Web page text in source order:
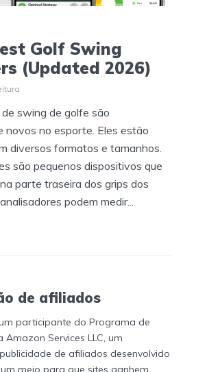
Golf Swing
(Updated 2026)
swing de golfe são
novos no esporte. Eles estão
diversos formatos e tamanhos.
são pequenos dispositivos que
parte traseira dos grips dos
podem medir...
de afiliados
participante do Programa de
Amazon Services LLC, um
de afiliados desenvolvido
meio para que sites ganhem